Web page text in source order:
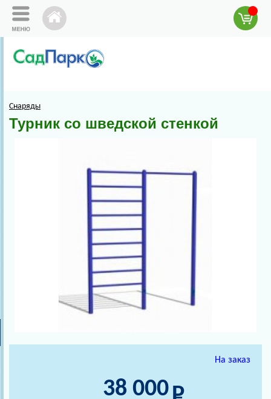
Снаряды
Турник со шведской стенкой
На заказ
38 000